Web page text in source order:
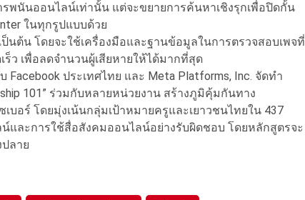
พนันออนไลน์เท่านั้น แต่จะขยายการค้นหาเชิงรุกเพื่อปิดกั้น
ในทุกรูปแบบด้วย
ต้น โดยจะใช้เครื่องมือและฐานข้อมูลในการตรวจสอบเพจที่
ว เพื่อลดจำนวนผู้เสียหายให้ได้มากที่สุด
ประเทศไทย และ Meta Platforms, Inc. จัดทำ
101” ร่วมกับหลายหน่วยงาน สร้างภูมิคุ้มกันทาง
บอร์ โดยมุ่งเน้นกลุ่มเป้าหมายครูและเยาวชนไทยใน 437
และการใช้สื่อสังคมออนไลน์อย่างรับผิดชอบ โดยหลักสูตรจะ
ลาย